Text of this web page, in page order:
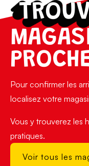
Pour confirmer les
localisez votre
Vous y trouverez les
pratiques.
Voir tous les